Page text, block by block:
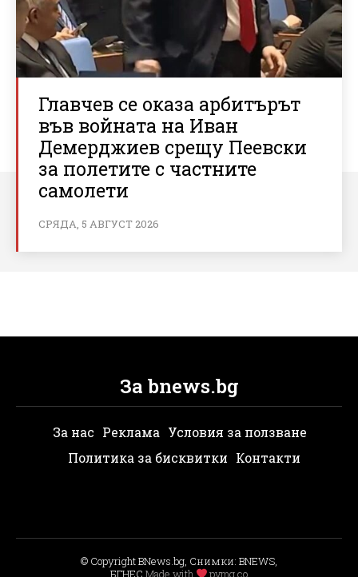
Главчев се оказа арбитърът
във войната на Иван
Демерджиев срещу Пеевски
за полетите с частните
самолети
СРЯДА, 5 АВГУСТ 2026
За bnews.bg
За нас Реклама Условия за ползване
Политика за бисквитки Контакти
© Copyright BNews.bg, Снимки: BNEWS,
БГНЕС Мade with pvmg.co